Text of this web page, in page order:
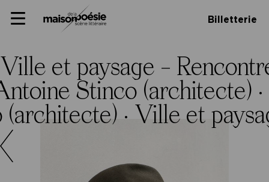
Panneau de gestion des cookies
to
Primary
Billetterie
Ville et paysage –
Stinco (architecte) ·
· Ville et